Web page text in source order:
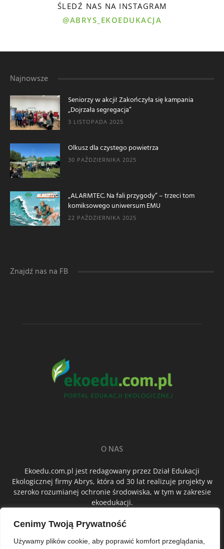
Cenimy Twoją Prywatność
Używamy plików cookie, aby poprawić komfort przeglądania,
ŚLEDŹ NAS NA INSTAGRAM
@ABRYS_EKOEDUKACJA
Najnowsze
Seniorzy w akcji! Zakończyła się kampania
„Dojrzała segregacja”
3 LISTOPADA 2025
Olkusz dla czystego powietrza
30 PAŹDZIERNIKA 2025
„ALARMTEC. Na fali przygody” – trzeci tom
komiksowego uniwersum EMU
22 PAŹDZIERNIKA 2025
Znajdź nas na FB
O NAS
Ekoedu.com.pl jest redagowany przez Dział Edukacji
Ekologicznej firmy Abrys, która od 30 lat realizuje projekty w
szeroko rozumianej ochronie środowiska, w tym w zakresie
ekoedukacji.
ŚLEDŹ NAS